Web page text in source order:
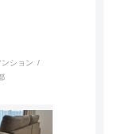
ション